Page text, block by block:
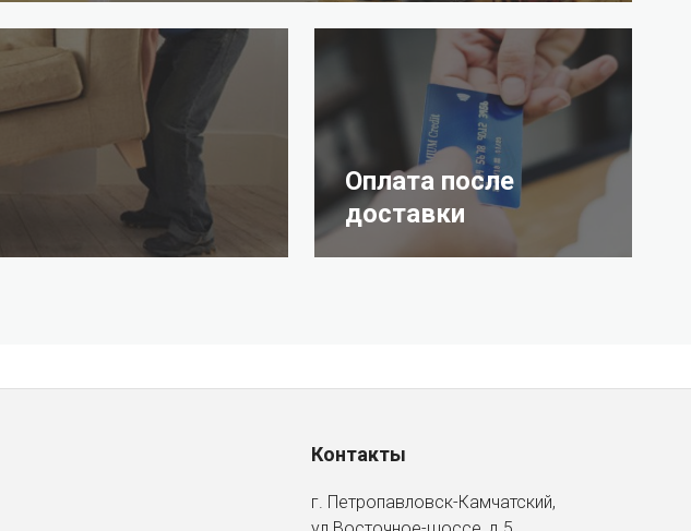
Оплата после
доставки
Контакты
г. Петропавловск-Камчатский,